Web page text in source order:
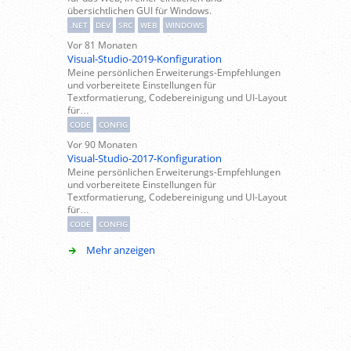
übersichtlichen GUI für Windows.
.NET DEV SRC WEB WINDOWS
Vor 81 Monaten
Visual-Studio-2019-Konfiguration
Meine persönlichen Erweiterungs-Empfehlungen
und vorbereitete Einstellungen für
Textformatierung, Codebereinigung und UI-Layout
für…
CODE CONFIG
Vor 90 Monaten
Visual-Studio-2017-Konfiguration
Meine persönlichen Erweiterungs-Empfehlungen
und vorbereitete Einstellungen für
Textformatierung, Codebereinigung und UI-Layout
für…
CODE CONFIG
Mehr anzeigen